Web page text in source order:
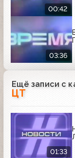
00:42
03:36
Ещё записи с
ЦТ
01:33